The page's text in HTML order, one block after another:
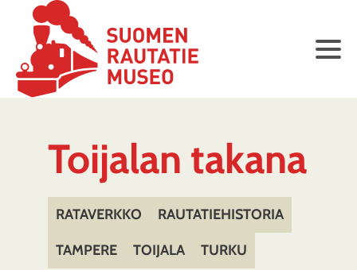
Toijalan takana
RATAVERKKO RAUTATIEHISTORIA
TAMPERE TOIJALA TURKU